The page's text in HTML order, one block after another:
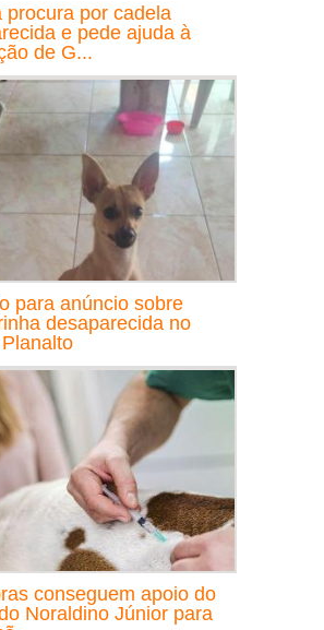
procura por cadela
e pede ajuda à
de G...
para anúncio sobre
desaparecida no
conseguem apoio do
Noraldino Júnior para